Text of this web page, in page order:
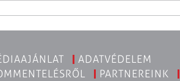
ADATVÉDELEM
PARTNEREINK